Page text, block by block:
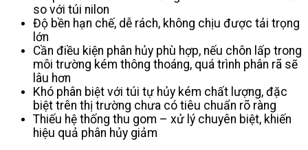
so với túi nilon
Độ bền hạn chế, dễ rách, không chịu được tải trọng
lớn
Cần điều kiện phân hủy phù hợp, nếu chôn lấp trong
môi trường kém thông thoáng, quá trình phân rã sẽ
lâu hơn
Khó phân biệt với túi tự hủy kém chất lượng, đặc
biệt trên thị trường chưa có tiêu chuẩn rõ ràng
Thiếu hệ thống thu gom – xử lý chuyên biệt, khiến
hiệu quả phân hủy giảm